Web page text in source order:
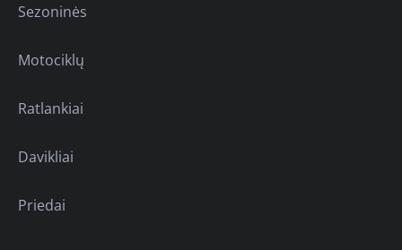
Sezoninės
Motociklų
Ratlankiai
Davikliai
Priedai